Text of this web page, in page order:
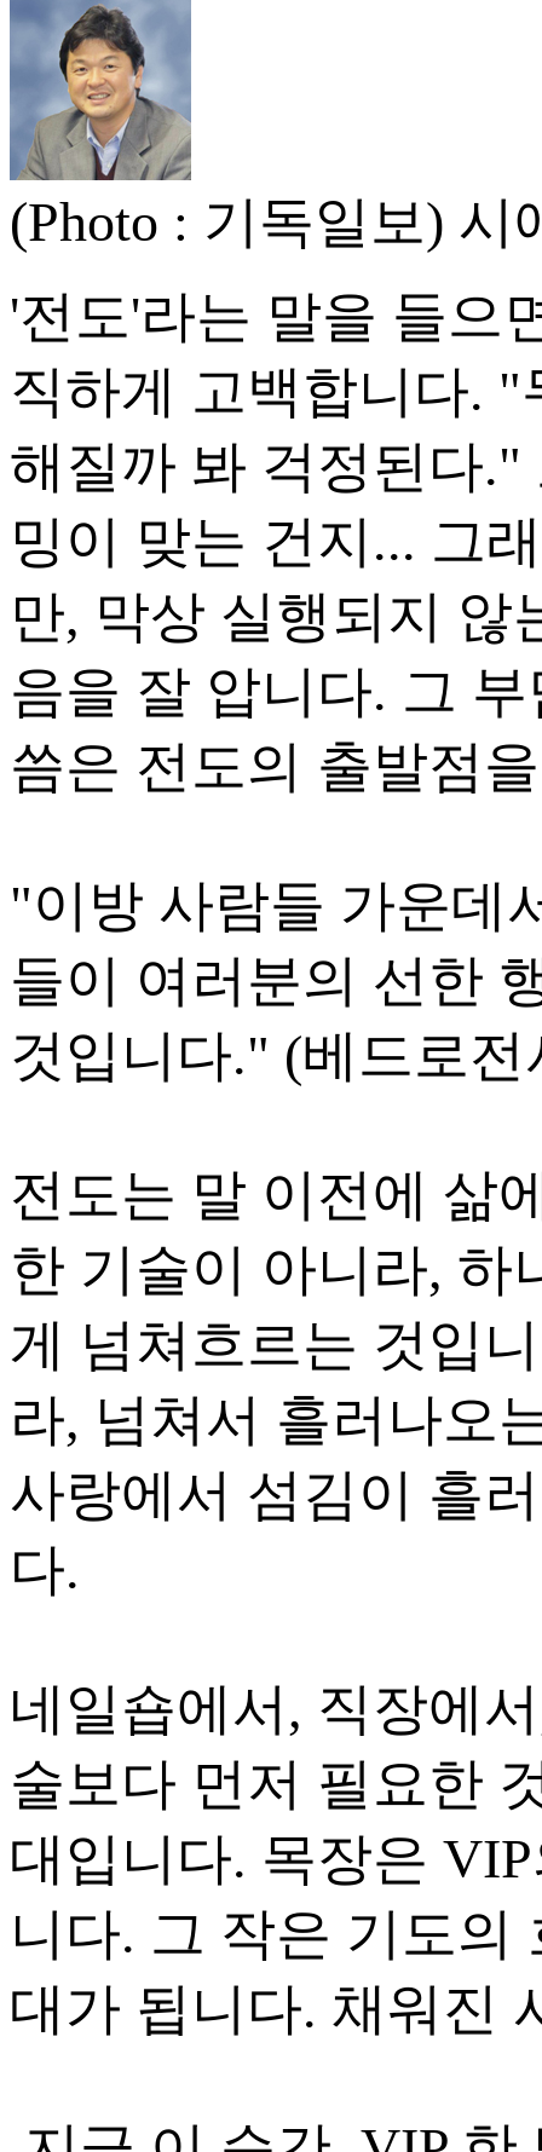
(Photo : 기독일보)
'전도'라는 말을 들으
직하게 고백합니다.
해질까 봐 걱정된다
밍이 맞는 건지... 그
만, 막상 실행되지 않
음을 잘 압니다. 그
씀은 전도의 출발점
"이방 사람들 가운데
들이 여러분의 선한
것입니다." (베드로전
전도는 말 이전에 삶
한 기술이 아니라, 하
게 넘쳐흐르는 것입
라, 넘쳐서 흘러나오
사랑에서 섬김이 흘
다.
네일숍에서, 직장에
술보다 먼저 필요한
대입니다. 목장은
니다. 그 작은 기도의
대가 됩니다. 채워진